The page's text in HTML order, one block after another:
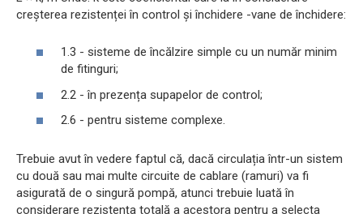
creșterea rezistenței în control și închidere -vane de închidere:
1.3 - sisteme de încălzire simple cu un număr minim
de fitinguri;
2.2 - în prezența supapelor de control;
2.6 - pentru sisteme complexe.
Trebuie avut în vedere faptul că, dacă circulația într-un sistem
cu două sau mai multe circuite de cablare (ramuri) va fi
asigurată de o singură pompă, atunci trebuie luată în
considerare rezistența totală a acestora pentru a selecta